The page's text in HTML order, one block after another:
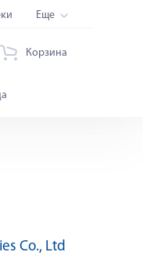
Еще
Корзина
Co., Ltd